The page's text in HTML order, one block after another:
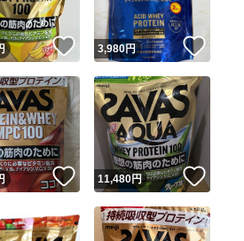
ユーザーの実績につ
マが定めた一定の基準を満たしたユーザー
品者
いいね！
3,980円
いいね！
11,480円